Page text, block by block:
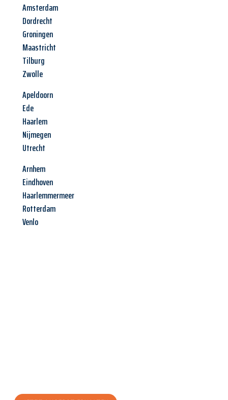
Amsterdam
Dordrecht
Groningen
Maastricht
Tilburg
Zwolle
Apeldoorn
Ede
Haarlem
Nijmegen
Utrecht
Arnhem
Eindhoven
Haarlemmermeer
Rotterdam
Venlo